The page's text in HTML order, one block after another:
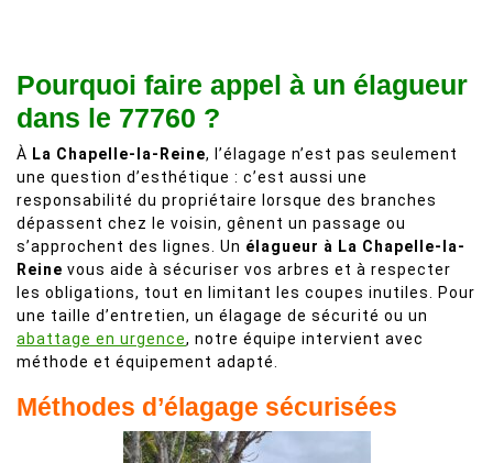
Pourquoi faire appel à un élagueur
dans le 77760 ?
À La Chapelle-la-Reine, l’élagage n’est pas seulement
une question d’esthétique : c’est aussi une
responsabilité du propriétaire lorsque des branches
dépassent chez le voisin, gênent un passage ou
s’approchent des lignes. Un élagueur à La Chapelle-la-
Reine vous aide à sécuriser vos arbres et à respecter
les obligations, tout en limitant les coupes inutiles. Pour
une taille d’entretien, un élagage de sécurité ou un
abattage en urgence, notre équipe intervient avec
méthode et équipement adapté.
Méthodes d’élagage sécurisées